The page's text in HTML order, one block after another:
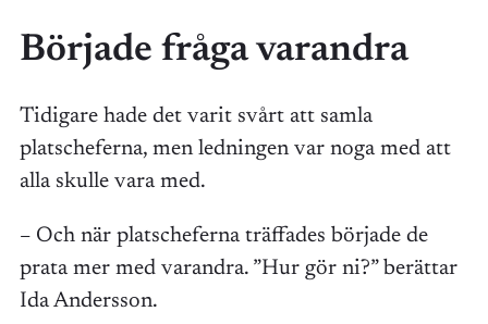
Började fråga varandra
Tidigare hade det varit svårt att samla
platscheferna, men ledningen var noga med att
alla skulle vara med.
– Och när platscheferna träffades började de
prata mer med varandra. ”Hur gör ni?” berättar
Ida Andersson.